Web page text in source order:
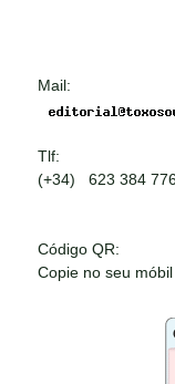
Mail:
Tlf:
(+34) 623 384
Código QR:
Copie no seu